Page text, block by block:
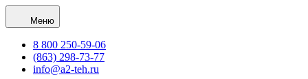
Меню
8 800 250-59-06
(863) 298-73-77
info@a2-teh.ru